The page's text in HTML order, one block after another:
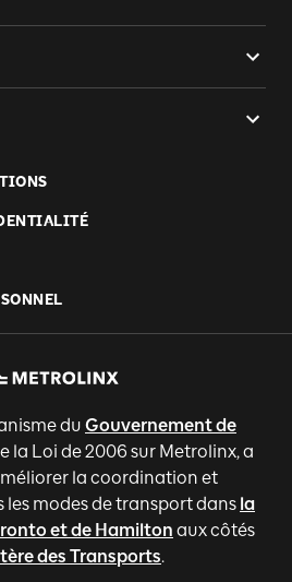
du Gouvernement de
la Loi de 2006 sur Metrolinx, a
la coordination et
modes de transport dans la
et de Hamilton aux côtés
des Transports.